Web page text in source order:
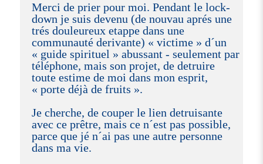
Merci de prier pour moi. Pendant le lock-
down je suis devenu (de nouvau aprés une
trés douleureux etappe dans une
communauté derivante) « victime » d´un
« guide spirituel » abussant - seulement par
téléphone, mais son projet, de detruire
toute estime de moi dans mon esprit,
« porte déjà de fruits ».
Je cherche, de couper le lien detruisante
avec ce prêtre, mais ce n´est pas possible,
parce que jé n´ai pas une autre personne
dans ma vie.